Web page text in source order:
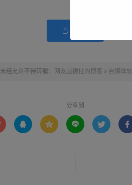

未经允许不得转载： 网友赵德柱的博客 » 自媒体
分享到
    